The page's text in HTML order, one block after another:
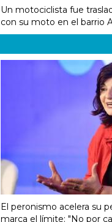
Un motociclista fue
con su moto en el barrio
El peronismo acelera su
marca el límite: "No por